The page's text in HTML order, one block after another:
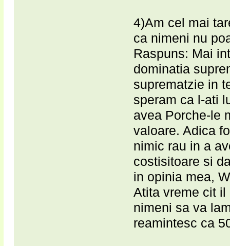
4)Am cel mai
ca nimeni nu
Raspuns: Mai
dominatia
suprematzie in
speram ca l-ati
avea Porche-
valoare. Adica
nimic rau in a
costisitoare si
in opinia mea,
Atita vreme cit
nimeni sa va
reamintesc ca